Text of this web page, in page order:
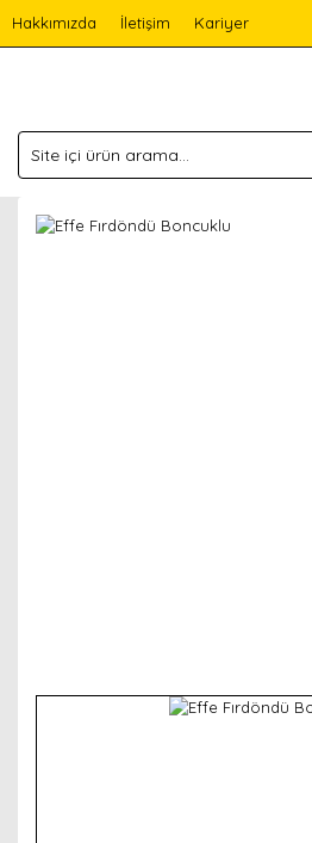
Hakkımızda İletişim Kariyer